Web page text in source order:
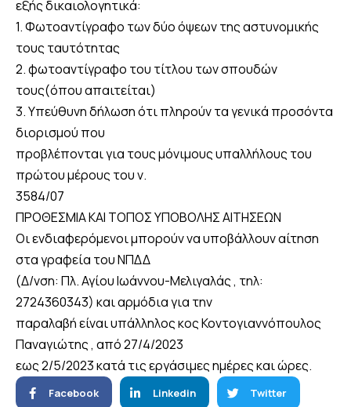
εξής δικαιολογητικά:
1. Φωτοαντίγραφο των δύο όψεων της αστυνομικής
τους ταυτότητας
2. φωτοαντίγραφο του τίτλου των σπουδών
τους(όπου απαιτείται)
3. Υπεύθυνη δήλωση ότι πληρούν τα γενικά προσόντα
διορισμού που
προβλέπονται για τους μόνιμους υπαλλήλους του
πρώτου μέρους του ν.
3584/07
ΠΡΟΘΕΣΜΙΑ ΚΑΙ ΤΟΠΟΣ ΥΠΟΒΟΛΗΣ ΑΙΤΗΣΕΩΝ
Οι ενδιαφερόμενοι μπορούν να υποβάλλουν αίτηση
στα γραφεία του ΝΠΔΔ
(Δ/νση: Πλ. Αγίου Ιωάννου-Μελιγαλάς , τηλ:
2724360343) και αρμόδια για την
παραλαβή είναι υπάλληλος κος Κοντογιαννόπουλος
Παναγιώτης , από 27/4/2023
εως 2/5/2023 κατά τις εργάσιμες ημέρες και ώρες.
Facebook Linkedin Twitter